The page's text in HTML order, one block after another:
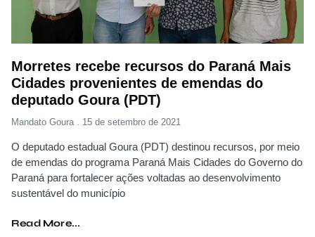
Morretes recebe recursos do Paraná Mais
Cidades provenientes de emendas do
deputado Goura (PDT)
Mandato Goura 15 de setembro de 2021
O deputado estadual Goura (PDT) destinou recursos, por meio
de emendas do programa Paraná Mais Cidades do Governo do
Paraná para fortalecer ações voltadas ao desenvolvimento
sustentável do município
Read More...